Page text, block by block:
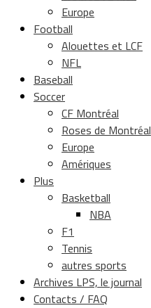
Europe
Football
Alouettes et LCF
NFL
Baseball
Soccer
CF Montréal
Roses de Montréal
Europe
Amériques
Plus
Basketball
NBA
F1
Tennis
autres sports
Archives LPS, le journal
Contacts / FAQ